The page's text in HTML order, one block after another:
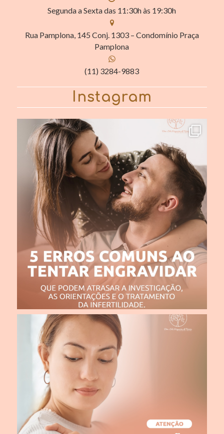
Segunda a Sexta das 11:30h às 19:30h
Rua Pamplona, 145 Conj. 1303 – Condomínio Praça
Pamplona
(11) 3284-9883
Instagram